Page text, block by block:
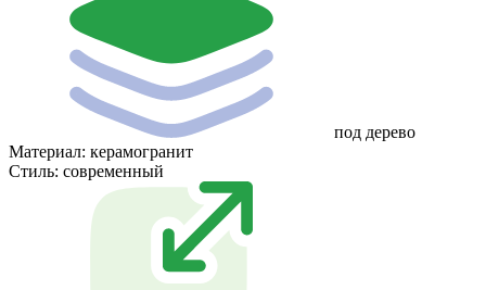
под дерево
Материал: керамогранит
Стиль: современный